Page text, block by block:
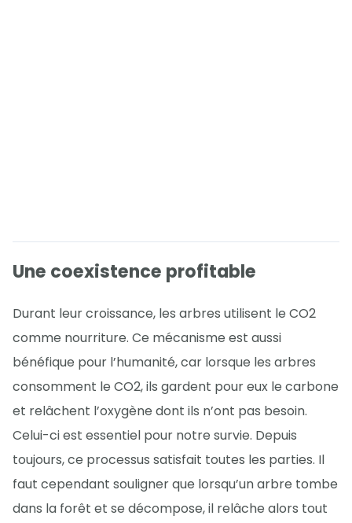
Une coexistence profitable
Durant leur croissance, les arbres utilisent le CO2
comme nourriture. Ce mécanisme est aussi
bénéfique pour l’humanité, car lorsque les arbres
consomment le CO2, ils gardent pour eux le carbone
et relâchent l’oxygène dont ils n’ont pas besoin.
Celui-ci est essentiel pour notre survie. Depuis
toujours, ce processus satisfait toutes les parties. Il
faut cependant souligner que lorsqu’un arbre tombe
dans la forêt et se décompose, il relâche alors tout